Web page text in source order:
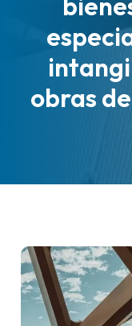
obras